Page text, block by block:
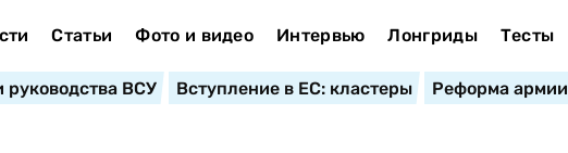
Статьи Фото и видео Интервью Лонгриды Тесты
руководства ВСУ Вступление в ЕС: кластеры Реформа армии